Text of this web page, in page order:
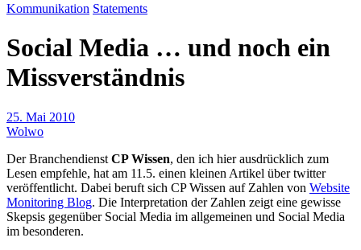
Kommunikation Statements
Social Media … und noch ein
Missverständnis
25. Mai 2010
Wolwo
Der Branchendienst CP Wissen, den ich hier ausdrücklich zum
Lesen empfehle, hat am 11.5. einen kleinen Artikel über twitter
veröffentlicht. Dabei beruft sich CP Wissen auf Zahlen von Website
Monitoring Blog. Die Interpretation der Zahlen zeigt eine gewisse
Skepsis gegenüber Social Media im allgemeinen und Social Media
im besonderen.